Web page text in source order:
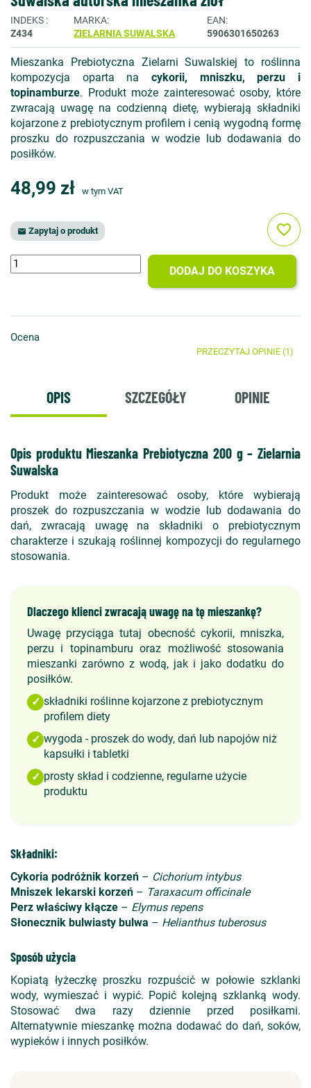
INDEKS
Z434
MARKA
ZIELARNIA SUWALSKA
EAN
5906301650263
Mieszanka Prebiotyczna Zielarni Suwalskiej to roślinna
kompozycja oparta na cykorii, mniszku, perzu i
topinamburze. Produkt może zainteresować osoby, które
zwracają uwagę na codzienną dietę, wybierają składniki
kojarzone z prebiotycznym profilem i cenią wygodną formę
proszku do rozpuszczania w wodzie lub dodawania do
posiłków.
48,99 zł w tym VAT
 Zapytaj o produkt
DODAJ DO KOSZYKA
favorite_border
Ocena
PRZECZYTAJ OPINIE (1)
OPIS SZCZEGÓŁY OPINIE
Opis produktu Mieszanka Prebiotyczna 200 g – Zielarnia
Suwalska
Produkt może zainteresować osoby, które wybierają
proszek do rozpuszczania w wodzie lub dodawania do
dań, zwracają uwagę na składniki o prebiotycznym
charakterze i szukają roślinnej kompozycji do regularnego
stosowania.
Dlaczego klienci zwracają uwagę na tę mieszankę?
Uwagę przyciąga tutaj obecność cykorii, mniszka,
perzu i topinamburu oraz możliwość stosowania
mieszanki zarówno z wodą, jak i jako dodatku do
posiłków.
✓ składniki roślinne kojarzone z prebiotycznym
profilem diety
✓ wygoda - proszek do wody, dań lub napojów niż
kapsułki i tabletki
✓ prosty skład i codzienne, regularne użycie
produktu
Składniki:
Cykoria podróżnik korzeń – Cichorium intybus
Mniszek lekarski korzeń – Taraxacum officinale
Perz właściwy kłącze – Elymus repens
Słonecznik bulwiasty bulwa – Helianthus tuberosus
Sposób użycia
Kopiatą łyżeczkę proszku rozpuścić w połowie szklanki
wody, wymieszać i wypić. Popić kolejną szklanką wody.
Stosować dwa razy dziennie przed posiłkami.
Alternatywnie mieszankę można dodawać do dań, soków,
wypieków i innych posiłków.